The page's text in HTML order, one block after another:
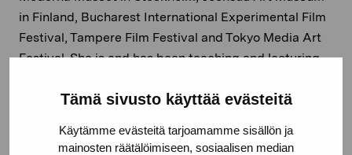
Tämä sivusto käyttää evästeitä
Käytämme evästeitä tarjoamamme sisällön ja
mainosten räätälöimiseen, sosiaalisen median
in Finland, Bucharest International Experimental Film
Festival, Tampere Film Festival and Tokyo Media Art
Festival. She is and has been teaching and lecturing
Academy, Estonian Academy of Arts in Tallinn,
Bildende Künste, Nürnberg.